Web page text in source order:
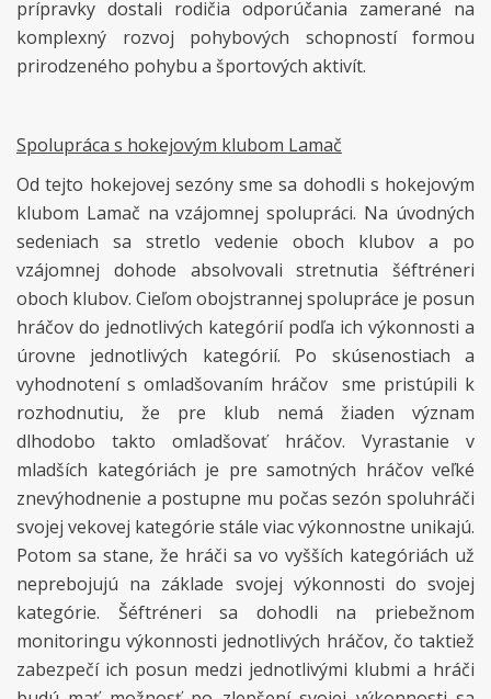
prípravky dostali rodičia odporúčania zamerané na
komplexný rozvoj pohybových schopností formou
prirodzeného pohybu a športových aktivít.
Spolupráca s hokejovým klubom Lamač
Od tejto hokejovej sezóny sme sa dohodli s hokejovým
klubom Lamač na vzájomnej spolupráci. Na úvodných
sedeniach sa stretlo vedenie oboch klubov a po
vzájomnej dohode absolvovali stretnutia šéftréneri
oboch klubov. Cieľom obojstrannej spolupráce je posun
hráčov do jednotlivých kategórií podľa ich výkonnosti a
úrovne jednotlivých kategórií. Po skúsenostiach a
vyhodnotení s omladšovaním hráčov sme pristúpili k
rozhodnutiu, že pre klub nemá žiaden význam
dlhodobo takto omladšovať hráčov. Vyrastanie v
mladších kategóriách je pre samotných hráčov veľké
znevýhodnenie a postupne mu počas sezón spoluhráči
svojej vekovej kategórie stále viac výkonnostne unikajú.
Potom sa stane, že hráči sa vo vyšších kategóriách už
neprebojujú na základe svojej výkonnosti do svojej
kategórie. Šéftréneri sa dohodli na priebežnom
monitoringu výkonnosti jednotlivých hráčov, čo taktiež
zabezpečí ich posun medzi jednotlivými klubmi a hráči